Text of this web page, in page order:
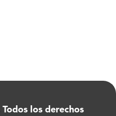
los derechos